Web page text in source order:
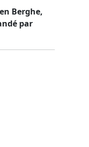
Berghe,
par